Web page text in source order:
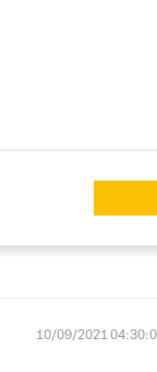
10/09/2021